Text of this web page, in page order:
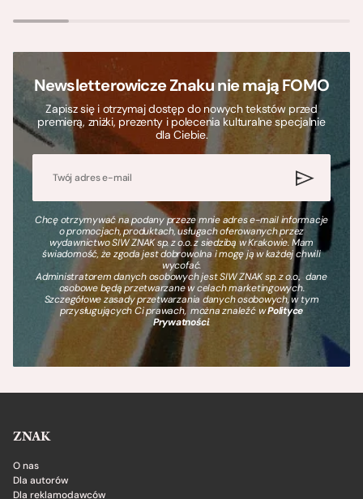
Newsletterowicze Znaku nie mają FOMO
Zapisz się i otrzymaj dostęp do nowych tekstów przed
premierą, zniżki, prezenty i polecenia kulturalne specjalnie
dla Ciebie.
Chcę otrzymywać na podany przeze mnie adres e-mail informacje
o promocjach, produktach, usługach oferowanych przez
wydawnictwo SIW ZNAK sp. z o.o. z siedzibą w Krakowie. Mam
świadomość, że zgoda jest dobrowolna i mogę ją w każdej chwili
wycofać.
Administratorem danych osobowych jest SIW ZNAK sp. z o.o., dane
osobowe będą przetwarzane w celach marketingowych.
Szczegółowe zasady przetwarzania danych osobowych, w tym
przysługujących Ci prawach, można znaleźć wPolityce
Prywatności.
ZNAK
O nas
Dla autorów
Dla reklamodawców